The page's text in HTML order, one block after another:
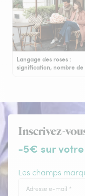
Langage des roses :
signification, nombre
Inscrivez-
-5€ sur votre
Les champs
Adresse e-mail *